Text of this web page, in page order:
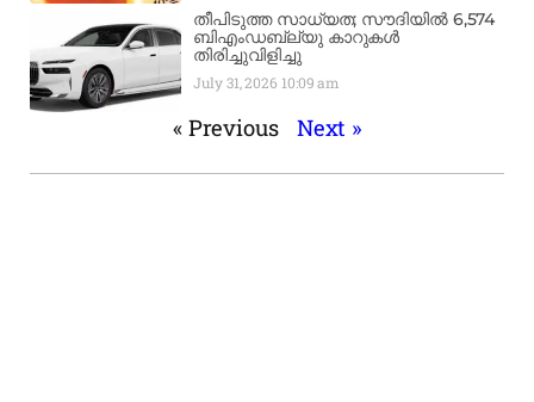
തീപിടുത്ത സാധ്യത; സൗദിയിൽ 6,574
ബിഎംഡബ്ല്യു കാറുകൾ
തിരിച്ചുവിളിച്ചു
July 31, 2026 10:09 am
« Previous Next »